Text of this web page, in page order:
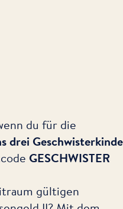
du für die
drei
GESCHWISTER
gültigen